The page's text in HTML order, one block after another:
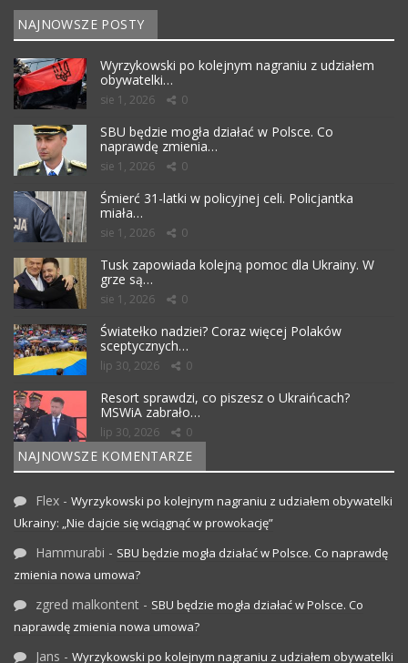
NAJNOWSZE POSTY
Wyrzykowski po kolejnym nagraniu z udziałem
obywatelki…
sie 1, 2026 0
SBU będzie mogła działać w Polsce. Co
naprawdę zmienia…
sie 1, 2026 0
Śmierć 31-latki w policyjnej celi. Policjantka
miała…
sie 1, 2026 0
Tusk zapowiada kolejną pomoc dla Ukrainy. W
grze są…
sie 1, 2026 0
Światełko nadziei? Coraz więcej Polaków
sceptycznych…
lip 30, 2026 0
Resort sprawdzi, co piszesz o Ukraińcach?
MSWiA zabrało…
lip 30, 2026 0
NAJNOWSZE KOMENTARZE
Flex - Wyrzykowski po kolejnym nagraniu z udziałem obywatelki
Ukrainy: „Nie dajcie się wciągnąć w prowokację”
Hammurabi - SBU będzie mogła działać w Polsce. Co naprawdę
zmienia nowa umowa?
zgred malkontent - SBU będzie mogła działać w Polsce. Co
naprawdę zmienia nowa umowa?
Jans - Wyrzykowski po kolejnym nagraniu z udziałem obywatelki